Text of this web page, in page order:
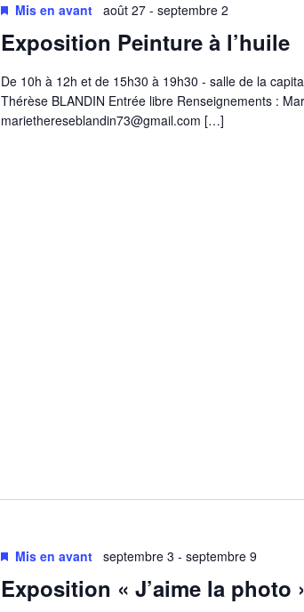
Exposition Peinture à l’huile
Mis en avant août 27- septembre 2
De 10h à 12h et de 15h30 à 19h30 - salle de la
Thérèse BLANDIN Entrée libre Renseignements :
mariethereseblandin73@gmail.com […]
Exposition « J’aime la photo
Mis en avant septembre 3 - septembre 9